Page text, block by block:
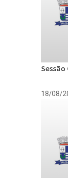
Sessão
18/08/